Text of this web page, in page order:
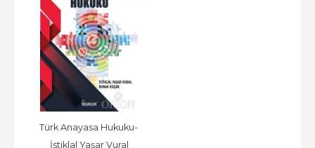
Türk Anayasa Hukuku-
İstiklal Yaşar Vural